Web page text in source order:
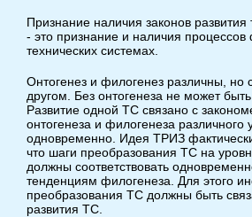
Признание наличия законов развития
- это признание и наличия процессов
технических системах.
Онтогенез и филогенез различны, но
другом. Без онтогенеза не может
Развитие одной ТС связано с
онтогенеза и филогенеза различного
одновременно. Идея ТРИЗ фактически
что шаги преобразования ТС на
должны соответствовать
тенденциям филогенеза. Для этого
преобразования ТС должны быть
развития ТС.